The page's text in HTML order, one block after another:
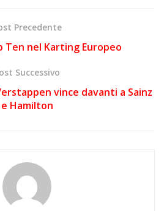
Precedente
Ten nel Karting Europeo
Successivo
vince davanti a Sainz
e Hamilton